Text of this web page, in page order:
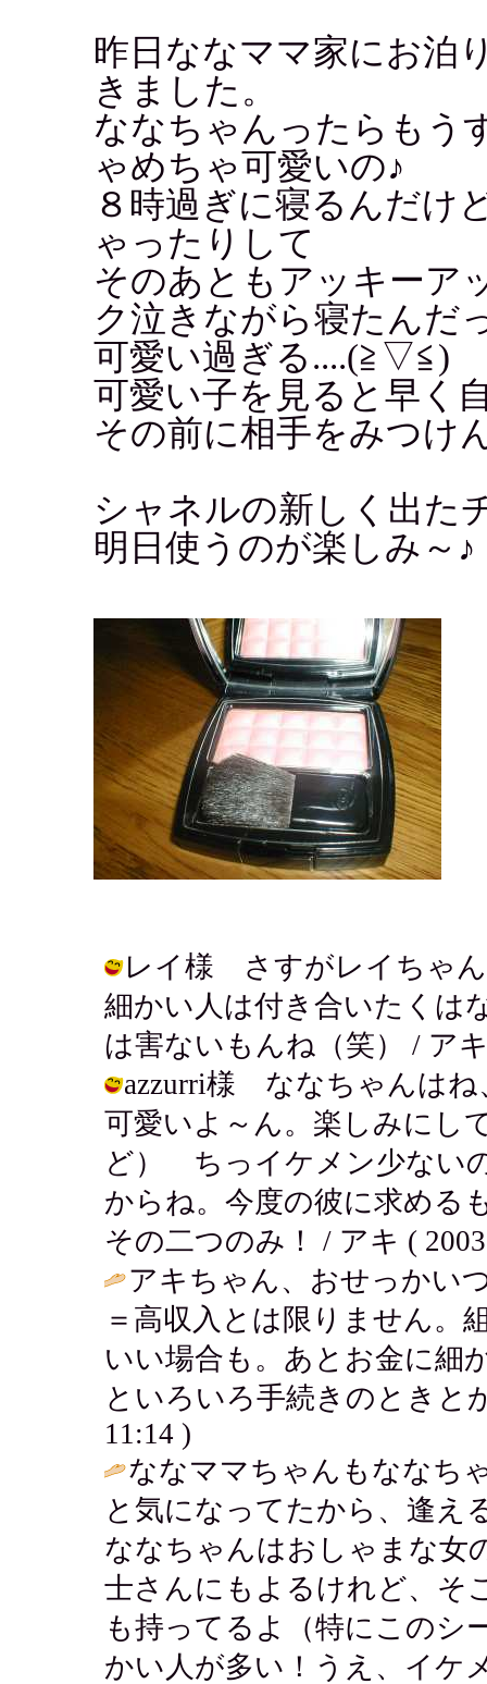
昨日ななママ家にお泊
きました。
ななちゃんったらもう
ゃめちゃ可愛いの♪
８時過ぎに寝るんだけ
ゃったりして
そのあともアッキーア
ク泣きながら寝たんだ
可愛い過ぎる....(≧▽≦)
可愛い子を見ると早く
その前に相手をみつけ
シャネルの新しく出た
明日使うのが楽しみ～♪
レイ様 さすがレイちゃん
細かい人は付き合いたくは
は害ないもんね（笑） / ア
azzurri様 ななちゃんはね
可愛いよ～ん。楽しみにし
ど） ちっイケメン少ない
からね。今度の彼に求める
その二つのみ！ / アキ (
アキちゃん、おせっかい
＝高収入とは限りません。
いい場合も。あとお金に細
といろいろ手続きのときと
11:14 )
ななママちゃんもななち
と気になってたから、逢え
ななちゃんはおしゃまな女
士さんにもよるけれど、そ
も持ってるよ（特にこのシ
かい人が多い！うえ、イケ